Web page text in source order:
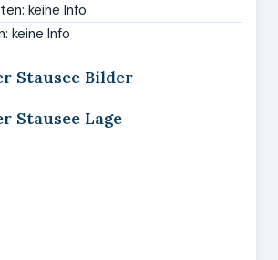
keine Info
keine Info
Stausee Bilder
Stausee Lage